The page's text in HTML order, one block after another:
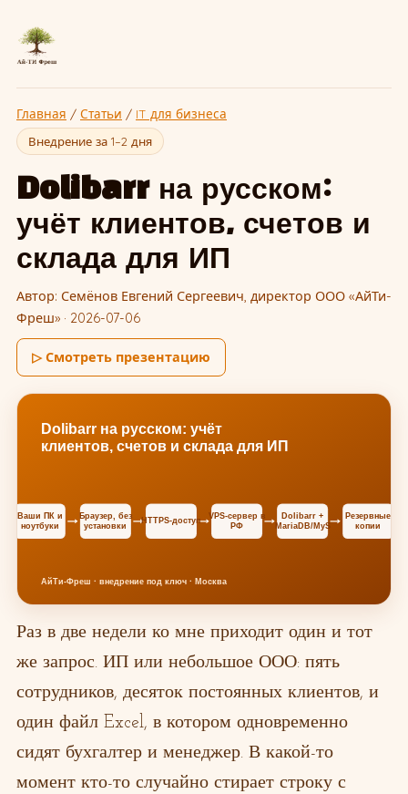
Главная / Статьи / IT для бизнеса
Внедрение за 1–2 дня
Dolibarr на русском:
учёт клиентов, счетов и
склада для ИП
Автор: Семёнов Евгений Сергеевич, директор ООО «АйТи-
Фреш» · 2026-07-06
▷ Смотреть презентацию
Раз в две недели ко мне приходит один и тот
же запрос. ИП или небольшое ООО: пять
сотрудников, десяток постоянных клиентов, и
один файл Excel, в котором одновременно
сидят бухгалтер и менеджер. В какой-то
момент кто-то случайно стирает строку с